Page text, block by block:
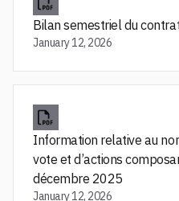
Bilan semestriel du
January 12, 2026
Information relative au
vote et d’actions
décembre 2025
January 12, 2026